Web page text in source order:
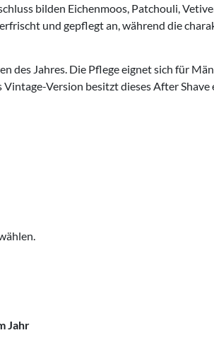
bilden Eichenmoos, Patchouli,
und gepflegt an, während die
des Jahres. Die Pflege eignet sich für
Version besitzt dieses After Shave
Jahr